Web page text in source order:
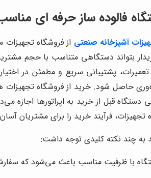
فالوده ساز حرفه ای
آشپزخانه صنعتی از فروشگاه
بتواند دستگاهی متناسب با حجم
تعمیرات، پشتیبانی سریع و مطمئن در
حاصل شود. خرید از فروشگاه تجهیزات
قبل از خرید به اپراتورها اجازه
فرآیند خرید را برای مشتریان
به چند نکته کلیدی توجه داشت:
با ظرفیت مناسب باعث می‌شود که